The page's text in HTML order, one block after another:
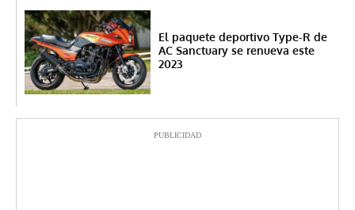
El paquete deportivo Type-R de
AC Sanctuary se renueva este
2023
PUBLICIDAD